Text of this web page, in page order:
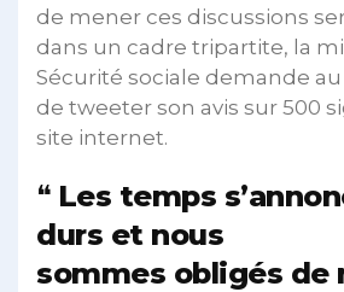
de mener ces discussions
dans un cadre tripartite, la
Sécurité sociale demande
de tweeter son avis sur 500
site internet.
Les temps
durs et nous
sommes obligés de